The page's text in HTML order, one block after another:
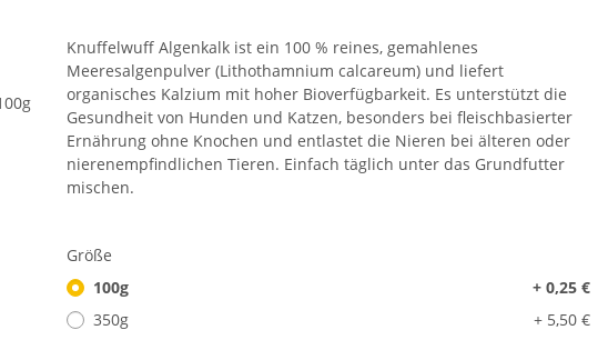
Knuffelwuff Algenkalk ist ein 100 % reines, gemahlenes
Meeresalgenpulver (Lithothamnium calcareum) und liefert
organisches Kalzium mit hoher Bioverfügbarkeit. Es unterstützt die
Gesundheit von Hunden und Katzen, besonders bei fleischbasierter
Ernährung ohne Knochen und entlastet die Nieren bei älteren oder
nierenempfindlichen Tieren. Einfach täglich unter das Grundfutter
mischen.
Größe
100g
+ 0,25 €
350g
+ 5,50 €